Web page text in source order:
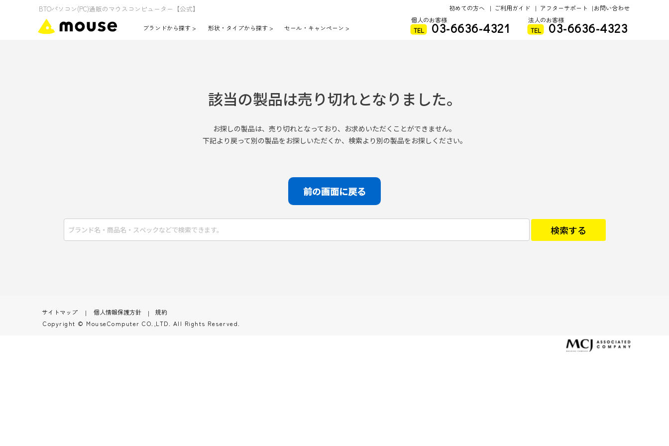
該当の製品は売り切れとなりました。
お探しの製品は、売り切れとなっており、お求めいただくことができません。
下記より戻って別の製品をお探しいただくか、検索より別の製品をお探しください。
前の画面に戻る